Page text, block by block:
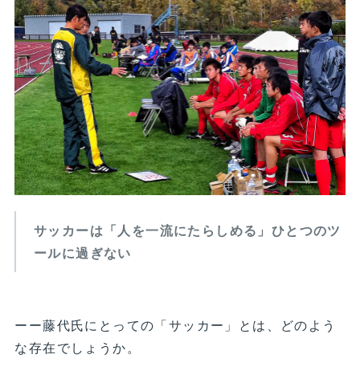
サッカーは「人を一流にたらしめる」ひとつのツ
ールに過ぎない
ーー藤代氏にとっての「サッカー」とは、どのよう
な存在でしょうか。